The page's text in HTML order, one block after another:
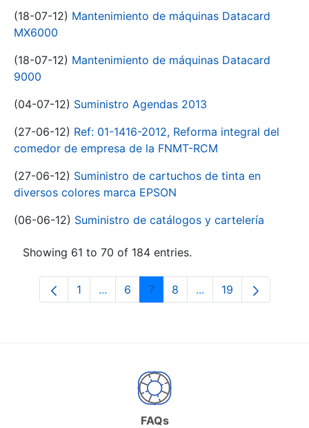
(18-07-12) Mantenimiento de máquinas Datacard
MX6000
(18-07-12) Mantenimiento de máquinas Datacard
9000
(04-07-12) Suministro Agendas 2013
(27-06-12) Ref: 01-1416-2012, Reforma integral del
comedor de empresa de la FNMT-RCM
(27-06-12) Suministro de cartuchos de tinta en
diversos colores marca EPSON
(06-06-12) Suministro de catálogos y cartelería
Showing 61 to 70 of 184 entries.
Page
1 ...Intermediate Pages Use TAB to
Page
6 Page
7 Page
8 ...Intermediate Pages
Page
19
FAQs